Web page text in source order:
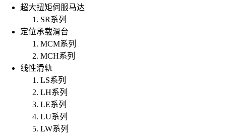
超大扭矩伺服马达
SR系列
定位承载滑台
MCM系列
MCH系列
线性滑轨
LS系列
LH系列
LE系列
LU系列
LW系列